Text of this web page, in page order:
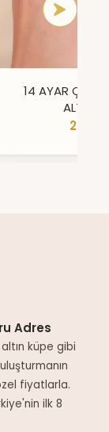
14 AYAR ÇİFT
ALTIN
Adres
altın küpe gibi
fiyatlarla.
ilk 8